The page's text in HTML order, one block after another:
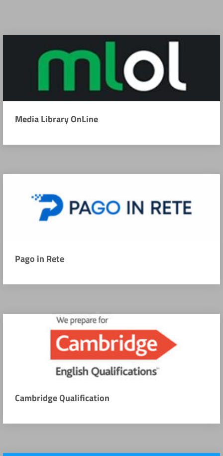
Media Library OnLine
Pago in Rete
Cambridge Qualification